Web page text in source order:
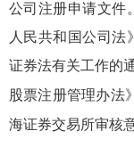
公司注册申请文件
人民共和国公司法
证券法有关工作的
股票注册管理办法》
海证券交易所审核